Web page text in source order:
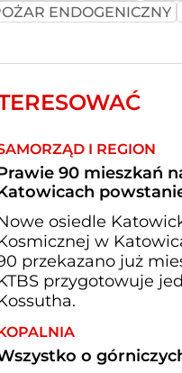
ENDOGENICZNY
I REGION
90 mieszkań
osiedle
w
przekazano już
przygotowuje
o